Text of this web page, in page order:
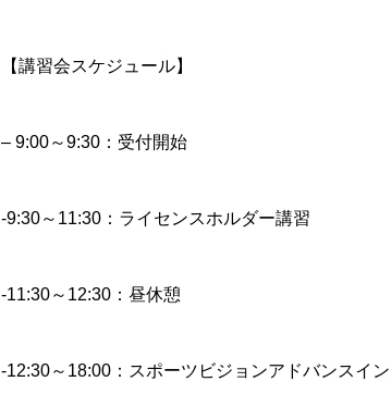
【講習会スケジュール】
– 9:00～9:30：受付開始
-9:30～11:30：ライセンスホルダー講習
-11:30～12:30：昼休憩
-12:30～18:00：スポーツビジョンアドバンスイ